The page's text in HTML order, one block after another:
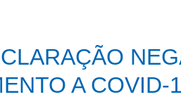
A COVID-